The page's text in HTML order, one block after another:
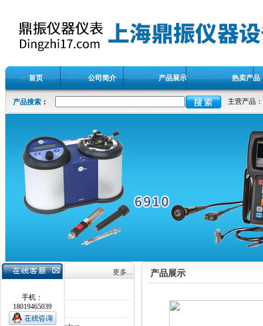
首页 公司简介 产品展示 热卖产品
产品搜索： 主营产品：
手机：
18019465039
产品目录 更多...
德国Erichsen
产品展示